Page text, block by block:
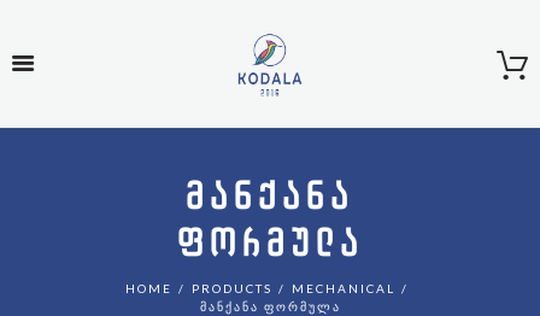
ᲛᲐᲜᲥᲐᲜᲐ
ᲤᲝᲠᲛᲣᲚᲐ
HOME PRODUCTS
MECHANICAL
ᲛᲐᲜᲥᲐᲜᲐ ᲤᲝᲠᲛᲣᲚᲐ